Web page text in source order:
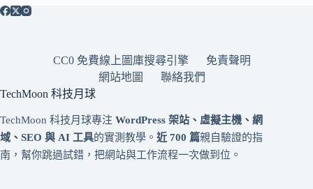
CC0 免費線上圖庫搜尋引擎
免責聲明
網站地圖
聯絡我們
TechMoon 科技月球
TechMoon 科技月球專注 WordPress 架站、虛擬主機、網
域、SEO 與 AI 工具的實測教學。 近 700 篇親自驗證的指
南，幫你跳過試錯，把網站與工作流程一次做到位。